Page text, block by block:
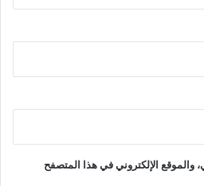
والموقع الإلكتروني في هذا المتصفح